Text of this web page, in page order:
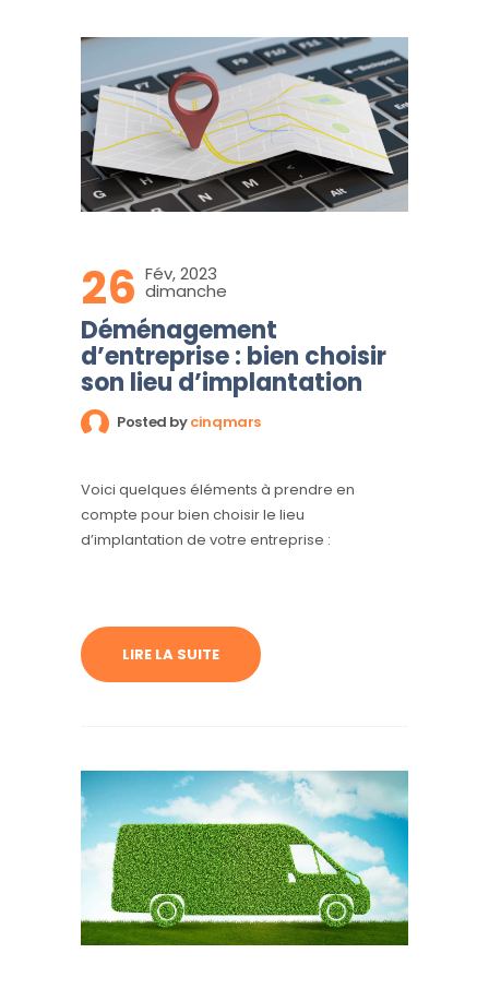
26 Fév, 2023
dimanche
Déménagement
d’entreprise : bien choisir
son lieu d’implantation
Posted bycinqmars
Voici quelques éléments à prendre en
compte pour bien choisir le lieu
d’implantation de votre entreprise :
LIRE LA SUITE